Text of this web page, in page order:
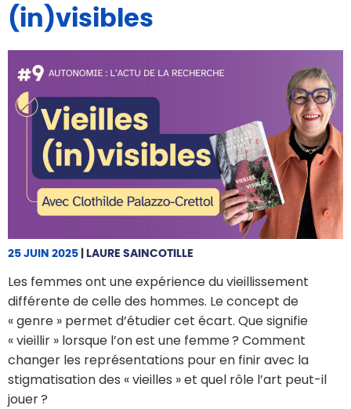
(in)visibles
25 JUIN 2025 LAURE SAINCOTILLE
Les femmes ont une expérience du vieillissement
différente de celle des hommes. Le concept de
« genre » permet d’étudier cet écart. Que signifie
« vieillir » lorsque l’on est une femme ? Comment
changer les représentations pour en finir avec la
stigmatisation des « vieilles » et quel rôle l’art peut-il
jouer ?